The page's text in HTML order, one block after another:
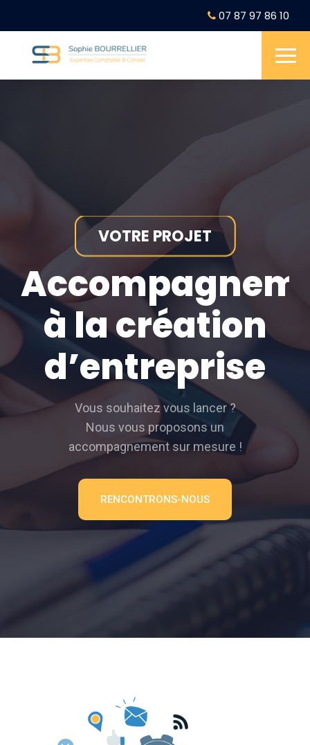
07 87 97 86 10
VOTRE PROJET
à la création
d’entreprise
Vous souhaitez vous lancer ?
Nous vous proposons un
accompagnement sur mesure !
RENCONTRONS-NOUS